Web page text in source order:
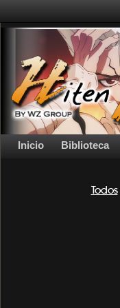
Inicio Biblioteca
Todos